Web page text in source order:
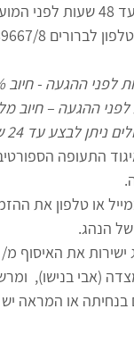
לברורים 08-6689667/8 או נטשה
שעות לפני ההגעה באישור המלון.
מאיגוד התעופה
במייל או טלפון את
הנהג.